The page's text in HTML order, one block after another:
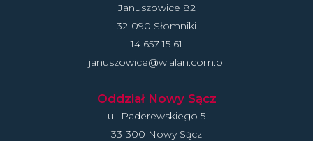
Januszowice 82
32-090 Słomniki
14 657 15 61
januszowice@wialan.com.pl
Oddział Nowy Sącz
ul. Paderewskiego 5
33-300 Nowy Sącz